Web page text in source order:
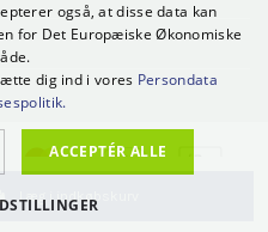
Læg i indkøbskurv
https://baseball-shop.online/
ITALIAN
DANISH
også, at disse data kan
for Det Europæiske Økonomiske
dig ind i vores Persondata
ACCEPTÉR ALLE